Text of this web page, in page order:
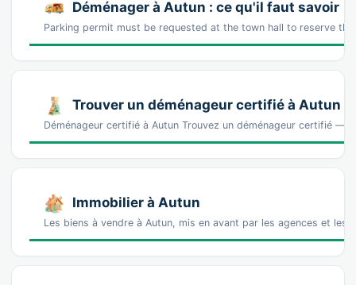
Déménager à Autun : ce qu'il faut savoir
Parking permit must be requested at the town hall to reserve
Trouver un déménageur certifié à Autun
Déménageur certifié à Autun Trouvez un déménageur certifié —
Immobilier à Autun
Les biens à vendre à Autun, mis en avant par les agences et les